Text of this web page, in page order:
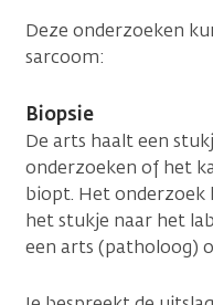
Deze onderzoeken
sarcoom:
Biopsie
De arts haalt een
onderzoeken of het
biopt. Het onderzoek
het stukje naar het
een arts (patholoog)